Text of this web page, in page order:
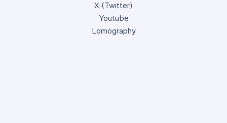
X (Twitter)
Youtube
Lomography